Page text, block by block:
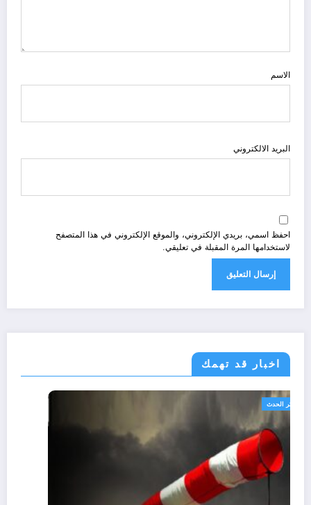
الاسم
البريد الالكتروني
احفظ اسمي، بريدي الإلكتروني، والموقع الإلكتروني في هذا المتصفح
لاستخدامها المرة المقبلة في تعليقي.
اخبار قد تهمك
الجزائر الحدث